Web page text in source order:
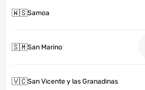
🇼🇸Samoa
🇸🇲San Marino
🇻🇨San Vicente y las Granadinas